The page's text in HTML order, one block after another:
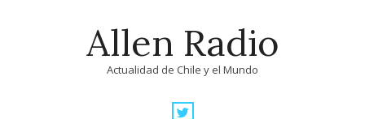
Allen Radio
Actualidad de Chile y el Mundo